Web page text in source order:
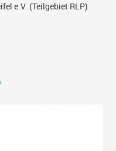
e.V. (Teilgebiet RLP)